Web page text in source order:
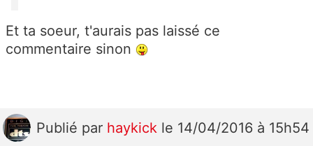
Et ta soeur, t'aurais pas laissé ce
commentaire sinon
Publié par haykick le 14/04/2016 à 15h54